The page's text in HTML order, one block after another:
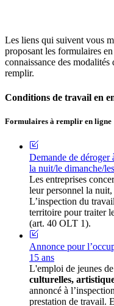
Les liens qui suivent vous
proposant les formulaires
connaissance des
remplir.
Conditions de travail en
Formulaires à remplir en ligne
Demande de déroger
la nuit/le dimanche/
Les entreprises
leur personnel la
L’inspection du
territoire pour traiter
(art. 40 OLT 1).
Annonce pour
15 ans
L'emploi de jeunes
culturelles,
annoncé à
prestation de travail.